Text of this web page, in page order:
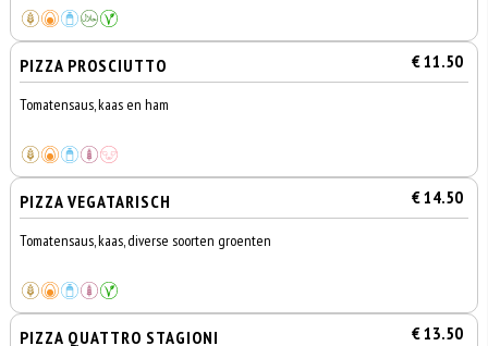
PIZZA PROSCIUTTO € 11.50
Tomatensaus, kaas en ham
PIZZA VEGATARISCH € 14.50
Tomatensaus, kaas, diverse soorten groenten
PIZZA QUATTRO STAGIONI € 13.50